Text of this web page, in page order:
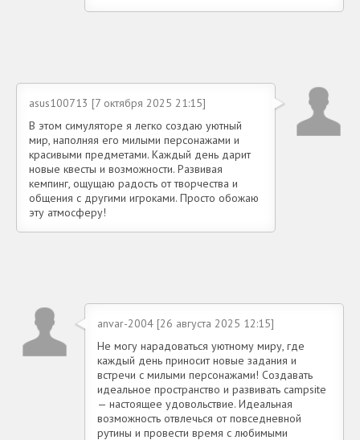
asus100713 [7 октября 2025 21:15]
В этом симуляторе я легко создаю уютный
мир, наполняя его милыми персонажами и
красивыми предметами. Каждый день дарит
новые квесты и возможности. Развивая
кемпинг, ощущаю радость от творчества и
общения с другими игроками. Просто обожаю
эту атмосферу!
anvar-2004 [26 августа 2025 12:15]
Не могу нарадоваться уютному миру, где
каждый день приносит новые задания и
встречи с милыми персонажами! Создавать
идеальное пространство и развивать campsite
— настоящее удовольствие. Идеальная
возможность отвлечься от повседневной
рутины и провести время с любимыми